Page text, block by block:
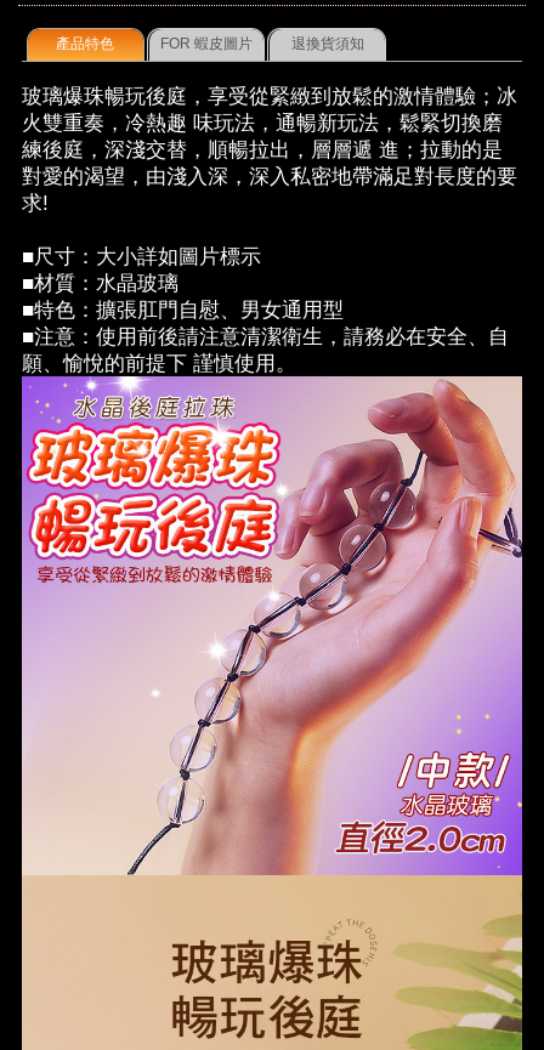
產品特色 FOR 蝦皮圖片 退換貨須知
玻璃爆珠暢玩後庭，享受從緊緻到放鬆的激情體驗；冰
火雙重奏，冷熱趣 味玩法，通暢新玩法，鬆緊切換磨
練後庭，深淺交替，順暢拉出，層層遞 進；拉動的是
對愛的渴望，由淺入深，深入私密地帶滿足對長度的要
求!
■尺寸：大小詳如圖片標示
■材質：水晶玻璃
■特色：擴張肛門自慰、男女通用型
■注意：使用前後請注意清潔衛生，請務必在安全、自
願、愉悅的前提下 謹慎使用。